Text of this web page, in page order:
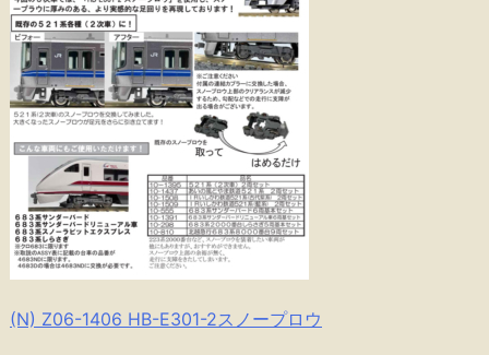
(N) Z06-1406 HB-E301-2スノープロウ